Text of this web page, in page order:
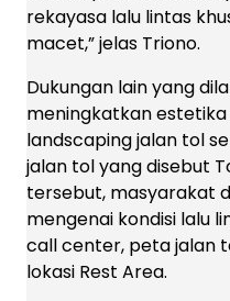
rekayasa lalu lintas
macet,” jelas Triono.
Dukungan lain yang
meningkatkan
landscaping jalan tol
jalan tol yang disebut
tersebut, masyarakat
mengenai kondisi lalu
call center, peta jalan
lokasi Rest Area.